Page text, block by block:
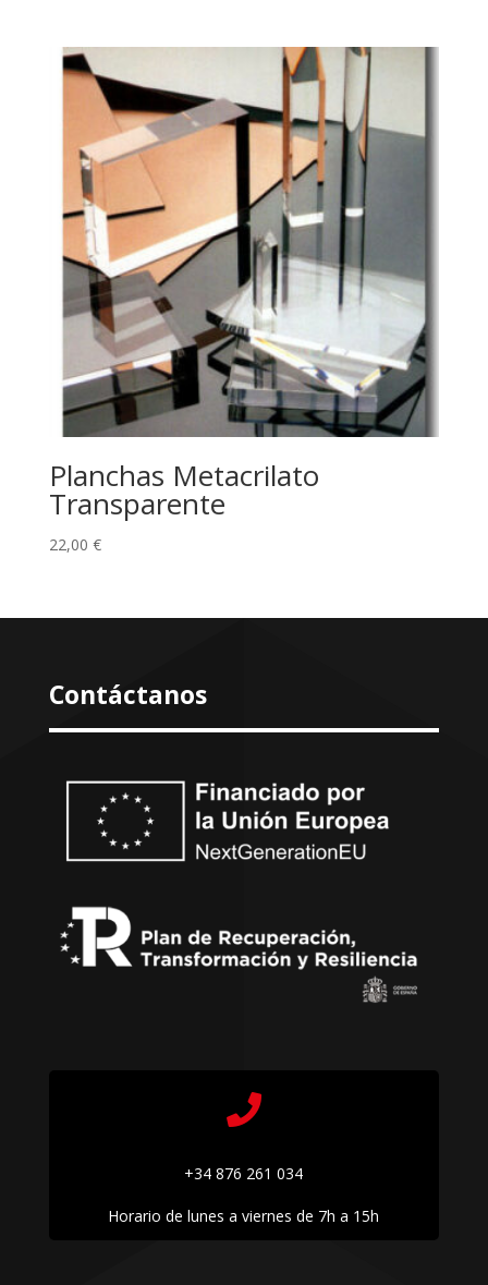
Planchas Metacrilato
Transparente
22,00 €
Contáctanos

+34 876 261 034
Horario de lunes a viernes de 7h a 15h